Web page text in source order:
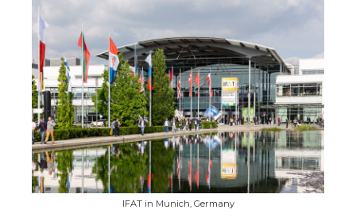
IFAT in Munich, Germany